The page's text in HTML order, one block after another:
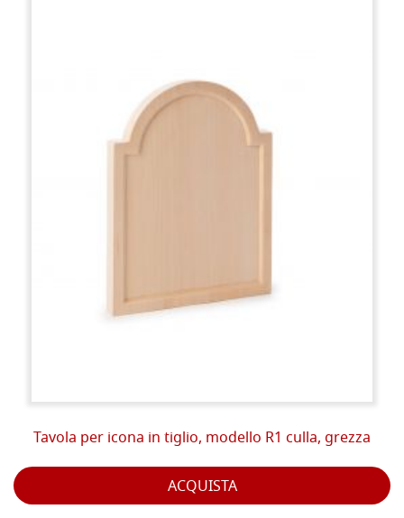
Tavola per icona in tiglio, modello R1 culla, grezza
ACQUISTA